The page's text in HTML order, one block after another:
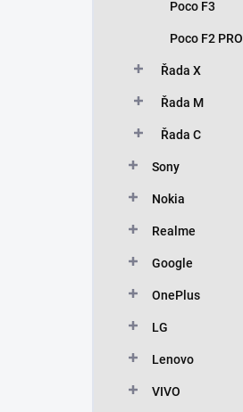
Poco F3
Poco F2 PRO
Řada X
Řada M
Řada C
Sony
Nokia
Realme
Google
OnePlus
LG
Lenovo
VIVO